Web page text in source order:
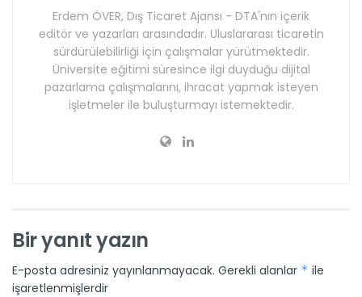
Erdem ÖVER, Dış Ticaret Ajansı - DTA'nın içerik
editör ve yazarları arasındadır. Uluslararası ticaretin
sürdürülebilirliği için çalışmalar yürütmektedir.
Üniversite eğitimi süresince ilgi duyduğu dijital
pazarlama çalışmalarını, ihracat yapmak isteyen
işletmeler ile buluşturmayı istemektedir.
Bir yanıt yazın
E-posta adresiniz yayınlanmayacak. Gerekli alanlar * ile
işaretlenmişlerdir